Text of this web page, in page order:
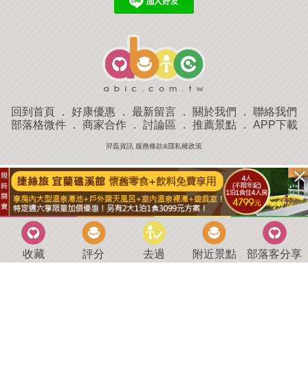
回到首頁 ． 好康優惠 ． 最新留言 ． 關於我們 ． 聯絡我們
部落格微件． 商家合作． 討論區 ． 推薦景點． APP下載
羿磊資訊 服務條款&隱私權政策
收藏 評分 去過 附近景點 部落客分享